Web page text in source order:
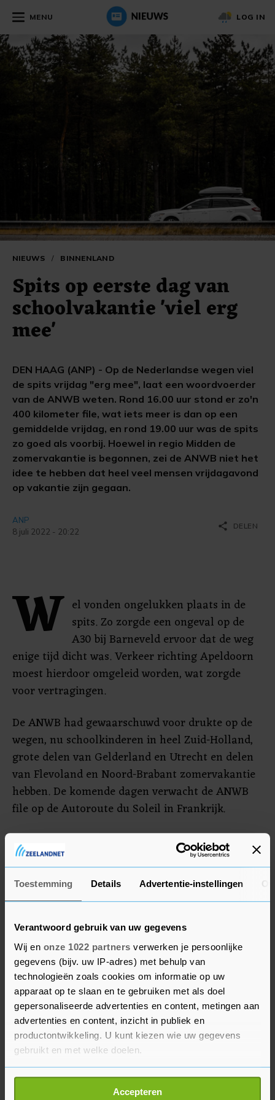
Toestemming Details Advertentie-instellingen
Verantwoord gebruik van uw gegevens
Wij en onze 1022 partners verwerken je persoonlijke
gegevens (bijv. uw IP-adres) met behulp van
technologieën zoals cookies om informatie op uw
apparaat op te slaan en te gebruiken met als doel
gepersonaliseerde advertenties en content, metingen aan
advertenties en content, inzicht in publiek en
productontwikkeling. U kunt kiezen wie uw gegevens
gebruikt en met welke doelen.
Als u het toestaat, willen we ook graag:
Informatie verzamelen over uw geografische
Accepteren
MENU LOG IN
NIEUWS / BINNENLAND
Spits op eerste dag van
schoolvakantie 'viel erg
mee'
DEN HAAG (ANP) - Op de Nederlandse wegen viel
de spits vrijdag "erg mee", laat een woordvoerder
van de ANWB weten. Rond 16.00 uur stond er zo'n
400 kilometer file, wat iets meer is dan op een
gemiddelde vrijdag, en rond 19.00 uur was de spits
zo goed als voorbij. Hoewel in regio Midden de
zomervakantie is begonnen, zei de ANWB niet het
idee te hebben dat heel veel mensen vrijdagavond
op vakantie zijn gegaan.
ANP
8 juli 2022 - 20:22
share DELEN
W el vonden ongelukken plaats in de
spits. Zo zorgde een ongeval op de
A30 bij Barneveld ervoor dat de weg
enige tijd dicht was. Verkeer richting Apeldoorn
moest hierdoor omgeleid worden, wat zorgde
voor vertragingen.
De ANWB had gewaarschuwd voor drukte op de
wegen, nu schoolkinderen in heel Zuid-Holland,
grote delen van Gelderland en Utrecht en delen
van Flevoland en Noord-Brabant zomervakantie
hebben. De komende dagen verwacht de ANWB
file op de Autoroute du Soleil in Frankrijk.
De coronaregels zijn in Europa versoepeld en
daardoor is het gemakkelijker voor mensen om
weer naar het buitenland te gaan.